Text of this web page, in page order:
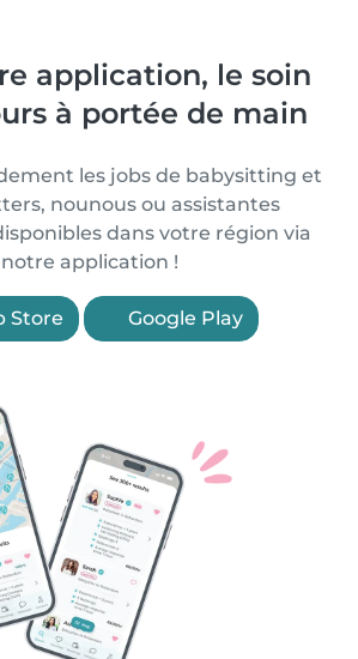
application, le soin
à portée de main
les jobs de babysitting et
nounous ou assistantes
dans votre région via
notre application !
Store Google Play